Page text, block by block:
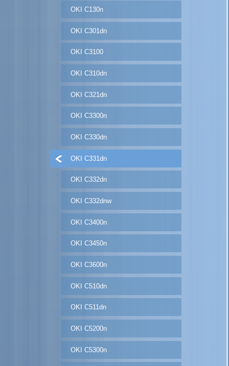
OKI C130n
OKI C301dn
OKI C3100
OKI C310dn
OKI C321dn
OKI C3300n
OKI C330dn
OKI C331dn
OKI C332dn
OKI C332dnw
OKI C3400n
OKI C3450n
OKI C3600n
OKI C510dn
OKI C511dn
OKI C5200n
OKI C5300n